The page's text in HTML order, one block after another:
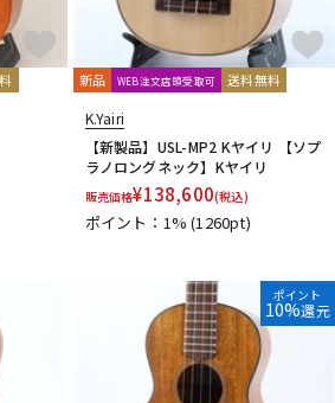
納品 レコーディング機器
楽器アクセサリ
ヴィンテージ
新品 WEB注文店頭受取可 送料無料
K.Yairi
【新製品】USL-MP2 Kヤイリ 【ソプ
ラノロングネック】Kヤイリ
販売価格¥138,600(税込)
ポイント：1%(1260pt)
ポイント
10%還元